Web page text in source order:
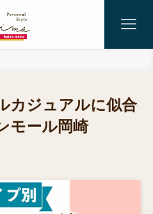
カジュアルに似合
モール岡崎